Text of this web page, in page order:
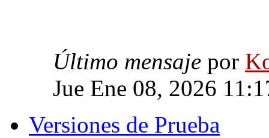
Último mensaje por
Jue Ene 08, 2026
Versiones de Prueba